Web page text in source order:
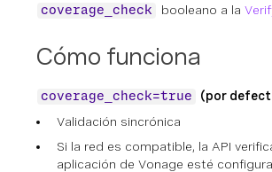
coverage_check booleano a la
Cómo funciona
coverage_check=true
(por
Validación sincrónica
Si la red es compatible, la API
aplicación de Vonage esté